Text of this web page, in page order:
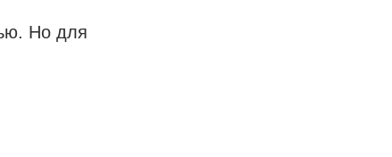
Но для